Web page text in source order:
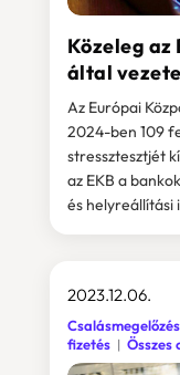
Közeleg az
által
Az Európai
2024-ben 109
stressztesztjét
az EKB a
és helyreállítási
2023.12.06.
fizetés
Összes